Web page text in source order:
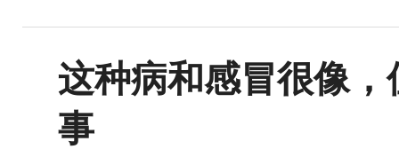
这种病和感冒很像
事